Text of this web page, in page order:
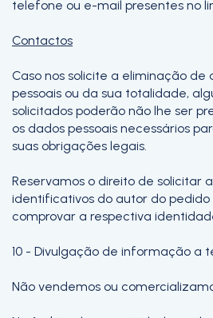
telefone ou e-mail presentes no
Contactos
Caso nos solicite a eliminação de
pessoais ou da sua totalidade,
solicitados poderão não lhe ser
os dados pessoais necessários
suas obrigações legais.
Reservamos o direito de solicitar
identificativos do autor do
comprovar a respectiva
10 - Divulgação de informação a
Não vendemos ou